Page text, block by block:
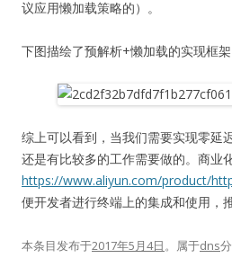
议应用懒加载策略的）。
下图描绘了预解析+懒加载的实现框架
综上可以看到，当我们需要实现零延
还是有比较多的工作需要做的。商业
https://www.aliyun.com/product/
便开发者进行终端上的集成和使用，
本条目发布于2017年5月4日。属于dns